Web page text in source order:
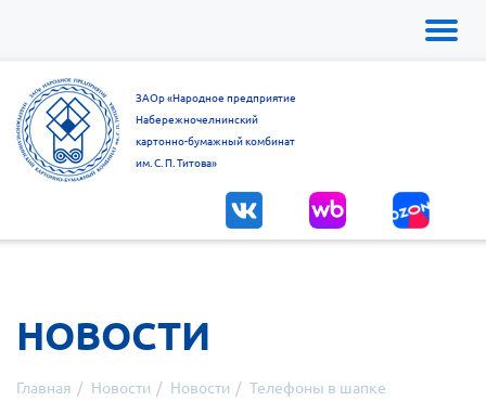
Toggle
ЗАОр «Народное предприятие
Набережночелнинский
картонно-бумажный комбинат
им. С. П. Титова»
НОВОСТИ
Главная Новости Новости Телефоны в шапке